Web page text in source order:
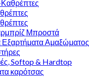
Μπροστά
Αμαξώματος
Softop & Hardtop
καρότσας